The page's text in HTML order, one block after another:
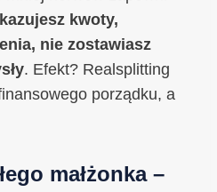
kwoty,
nie zostawiasz
. Efekt? Realsplitting
porządku, a
małżonka –